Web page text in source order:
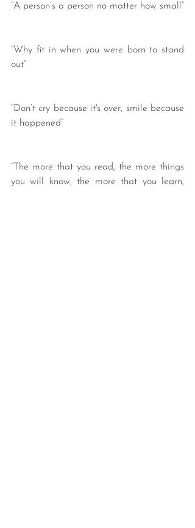
“A person’s a person no matter how small”
“Why fit in when you were born to stand
out”
“Don’t cry because it's over, smile because
it happened”
“The more that you read, the more things
you will know, the more that you learn,